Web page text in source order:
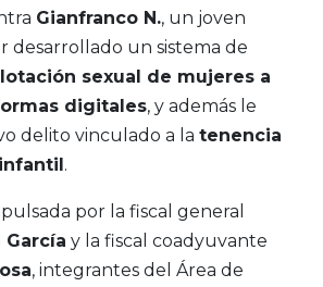
Gianfranco N., un joven
desarrollado un sistema de
sexual de mujeres a
digitales, y además le
delito vinculado a la tenencia
.
por la fiscal general
García y la fiscal coadyuvante
, integrantes del Área de